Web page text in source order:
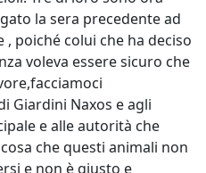
la sera precedente ad
poiché colui che ha deciso
voleva essere sicuro che
Giardini Naxos e agli
e alle autorità che
che questi animali non
e non è giusto e